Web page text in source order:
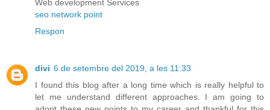
Web development Services
seo network point
Respon
divi 6 de setembre del 2019, a les 11:33
I found this blog after a long time which is really helpful to
let me understand different approaches. I am going to